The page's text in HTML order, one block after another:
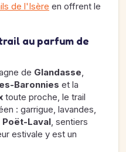
de l'Isère en offrent le
au parfum de
de Glandasse,
Baronnies et la
toute proche, le trail
: garrigue, lavandes,
Poët-Laval, sentiers
estivale y est un